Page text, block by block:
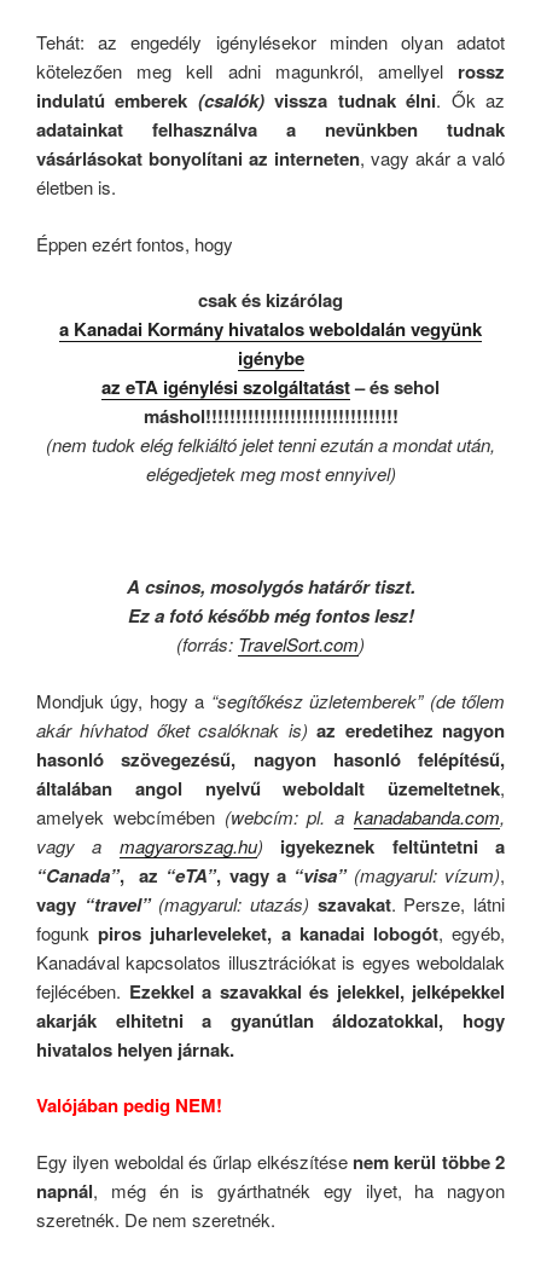
Tehát: az engedély igénylésekor minden olyan adatot
kötelezően meg kell adni magunkról, amellyel rossz
indulatú emberek (csalók)vissza tudnak élni. Ők az
adatainkat felhasználva a nevünkben tudnak
vásárlásokat bonyolítani az interneten, vagy akár a való
életben is.
Éppen ezért fontos, hogy
csak és kizárólag
a Kanadai Kormány hivatalos weboldalán vegyünk
igénybe
az eTA igénylési szolgáltatást– és sehol
máshol!!!!!!!!!!!!!!!!!!!!!!!!!!!!!!!!
(nem tudok elég felkiáltó jelet tenni ezután a mondat után,
elégedjetek meg most ennyivel)
A csinos, mosolygós határőr tiszt.
Ez a fotó később még fontos lesz!
(forrás: TravelSort.com)
Mondjuk úgy, hogy a “segítőkész üzletemberek” (de tőlem
akár hívhatod őket csalóknak is) az eredetihez nagyon
hasonló szövegezésű, nagyon hasonló felépítésű,
általában angol nyelvű weboldalt üzemeltetnek,
amelyek webcímében (webcím: pl. akanadabanda.com,
vagy a magyarorszag.hu)
igyekeznek feltüntetni a
“Canada”, az “eTA”, vagy a “visa” (magyarul: vízum),
vagy “travel” (magyarul: utazás) szavakat. Persze, látni
fogunkpiros juharleveleket, a kanadai lobogót, egyéb,
Kanadával kapcsolatos illusztrációkat is egyes weboldalak
fejlécében. Ezekkel a szavakkal és jelekkel, jelképekkel
akarják elhitetni a gyanútlan áldozatokkal, hogy
hivatalos helyen járnak.
Valójában pedig NEM!
Egy ilyen weboldal és űrlap elkészítése nem kerül többe 2
napnál, még én is gyárthatnék egy ilyet, ha nagyon
szeretnék. De nem szeretnék.